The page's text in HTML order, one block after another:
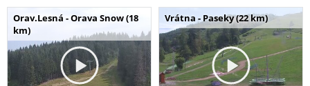
Orav.Lesná - Orava Snow (18
km)
Vrátna - Paseky (22 km)